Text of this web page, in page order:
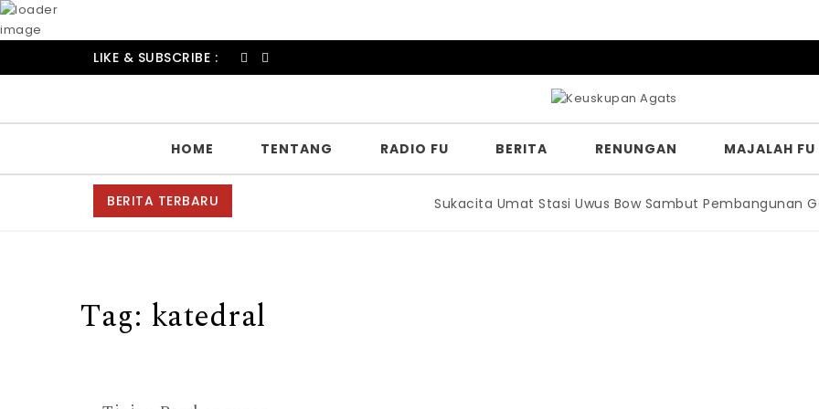
LIKE & SUBSCRIBE :
HOME TENTANG RADIO FU BERITA RENUNGAN MAJALAH FU
BERITA TERBARU Sukacita Umat Stasi Uwus Bow Sambut Pembangunan
Tag: katedral